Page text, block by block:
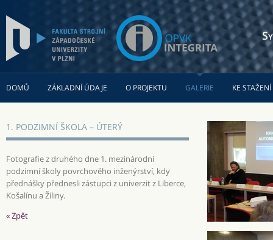
DOMŮ ZÁKLADNÍ ÚDAJE O PROJEKTU GALERIE KE STAŽENÍ
1. PODZIMNÍ ŠKOLA – ÚTERÝ
Fotografie z druhého dne 1. mezinárodní
podzimní školy povrchového inženýrství, kdy
přednášky přednesli zástupci z univerzit z Liberce,
Košalínu a Žiliny.
« Zpět